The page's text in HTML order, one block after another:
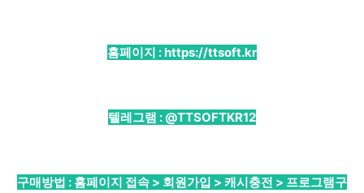
홈페이지 :https://ttsoft.kr
텔레그램 : @TTSOFTKR12
구매방법 : 홈페이지 접속 > 회원가입 > 캐시충전 > 프로그램구